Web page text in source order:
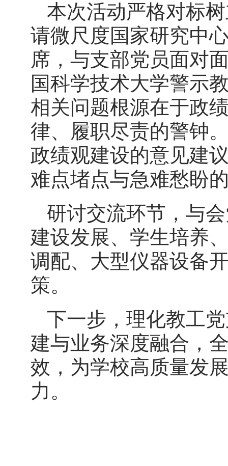
本次活动严格对标
请微尺度国家研究中
席，与支部党员面对
国科学技术大学警示
相关问题根源在于政
律、履职尽责的警钟
政绩观建设的意见建
难点堵点与急难愁盼
研讨交流环节，与
建设发展、学生培养
调配、大型仪器设备
策。
下一步，理化教工
建与业务深度融合，
效，为学校高质量发
力。